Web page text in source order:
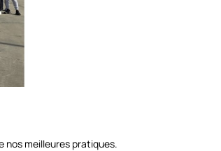
nos meilleures pratiques.